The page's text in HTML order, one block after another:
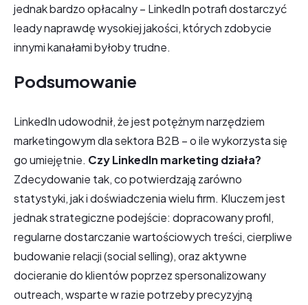
jednak bardzo opłacalny – LinkedIn potrafi dostarczyć
leady naprawdę wysokiej jakości, których zdobycie
innymi kanałami byłoby trudne.
Podsumowanie
LinkedIn udowodnił, że jest potężnym narzędziem
marketingowym dla sektora B2B – o ile wykorzysta się
go umiejętnie. Czy LinkedIn marketing działa?
Zdecydowanie tak, co potwierdzają zarówno
statystyki, jak i doświadczenia wielu firm. Kluczem jest
jednak strategiczne podejście: dopracowany profil,
regularne dostarczanie wartościowych treści, cierpliwe
budowanie relacji (social selling), oraz aktywne
docieranie do klientów poprzez spersonalizowany
outreach, wsparte w razie potrzeby precyzyjną